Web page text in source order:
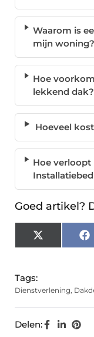
Waarom is
mijn woning?
Hoe
lekkend dak?
Hoeveel
Hoe verloopt
Goed artikel?
X
(Twitter)
Tags:
Dienstverlening,
Delen: